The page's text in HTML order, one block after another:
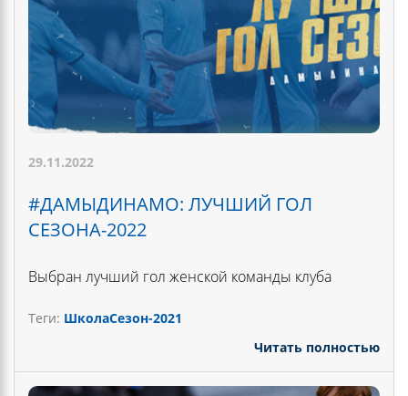
29.11.2022
#ДАМЫДИНАМО: ЛУЧШИЙ ГОЛ
СЕЗОНА-2022
Выбран лучший гол женской команды клуба
Теги: ШколаСезон-2021
Читать полностью